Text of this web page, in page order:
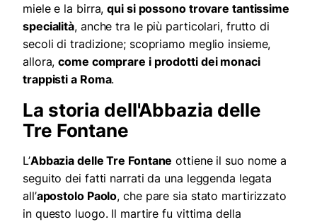
miele e la birra,qui si possono trovare tantissime
specialità, anche tra le più particolari, frutto di
secoli di tradizione; scopriamo meglio insieme,
allora,come comprare i prodotti dei monaci
trappisti a Roma.
La storia dell'Abbazia delle
Tre Fontane
L’Abbazia delle Tre Fontane ottiene il suo nome a
seguito dei fatti narrati da una leggenda legata
all’apostolo Paolo, che pare sia stato martirizzato
in questo luogo. Il martire fu vittima della